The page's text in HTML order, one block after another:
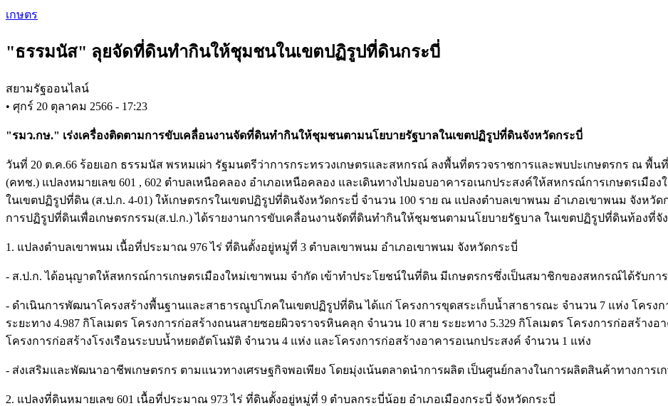
Skip
content
เกษตร
"ธรรมนัส" ลุยจัดที่ดินทำกินให้ชุมชนในเขตปฏิรูปที่ดินกระบี่
สยามรัฐออนไลน์
• ศุกร์ 20 ตุลาคม 2566 - 17:23
"รมว.กษ." เร่งเครื่องติดตามการขับเคลื่อนงานจัดที่ดินทำกินให้ชุมชนตามนโยบายรัฐบาลในเขตปฏิรูปที่ดินจังหวัดกระบี่
วันที่ 20 ต.ค.66 ร้อยเอก ธรรมนัส พรหมเผ่า รัฐมนตรีว่าการกระทรวงเกษตรและสหกรณ์ ลงพื้นที่ตรวจราชการและพบปะเกษตรกร ณ
(คทช.) แปลงหมายเลข 601 , 602 ตำบลเหนือคลอง อำเภอเหนือคลอง และเดินทางไปมอบอาคารอเนกประสงค์ให้สหกรณ์การเกษตรเมื
ในเขตปฏิรูปที่ดิน (ส.ป.ก. 4-01) ให้เกษตรกรในเขตปฏิรูปที่ดินจังหวัดกระบี่ จำนวน 100 ราย ณ แปลงตำบลเขาพนม อำเภอเขาพนม จังห
การปฏิรูปที่ดินเพื่อเกษตรกรรม(ส.ป.ก.) ได้รายงานการขับเคลื่อนงานจัดที่ดินทำกินให้ชุมชนตามนโยบายรัฐบาล ในเขตปฏิรูปที่ดินท้องที่จั
1. แปลงตำบลเขาพนม เนื้อที่ประมาณ 976 ไร่ ที่ดินตั้งอยู่หมู่ที่ 3 ตำบลเขาพนม อำเภอเขาพนม จังหวัดกระบี่
- ส.ป.ก. ได้อนุญาตให้สหกรณ์การเกษตรเมืองใหม่เขาพนม จำกัด เข้าทำประโยชน์ในที่ดิน มีเกษตรกรซึ่งเป็นสมาชิกของสหกรณ์ได้รับกา
- ดำเนินการพัฒนาโครงสร้างพื้นฐานและสาธารณูปโภคในเขตปฏิรูปที่ดิน ได้แก่ โครงการขุดสระเก็บน้ำสาธารณะ จำนวน 7 แห่ง โครง
ระยะทาง 4.987 กิโลเมตร โครงการก่อสร้างถนนสายซอยผิวจราจรหินคลุก จำนวน 10 สาย ระยะทาง 5.329 กิโลเมตร โครงการก่อสร้าง
โครงการก่อสร้างโรงเรือนระบบน้ำหยดอัตโนมัติ จำนวน 4 แห่ง และโครงการก่อสร้างอาคารอเนกประสงค์ จำนวน 1 แห่ง
- ส่งเสริมและพัฒนาอาชีพเกษตรกร ตามแนวทางเศรษฐกิจพอเพียง โดยมุ่งเน้นตลาดนำการผลิต เป็นศูนย์กลางในการผลิตสินค้าทางการ
2. แปลงที่ดินหมายเลข 601 เนื้อที่ประมาณ 973 ไร่ ที่ดินตั้งอยู่หมู่ที่ 9 ตำบลกระบี่น้อย อำเภอเมืองกระบี่ จังหวัดกระบี่